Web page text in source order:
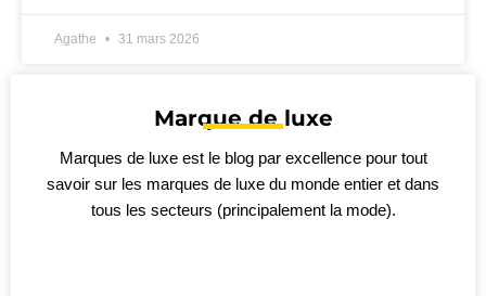
Agathe 31 mars 2026
Marque de luxe
Marques de luxe est le blog par excellence pour tout
savoir sur les marques de luxe du monde entier et dans
tous les secteurs (principalement la mode).